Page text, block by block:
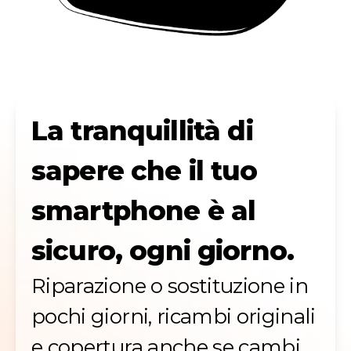
La tranquillità di
sapere che il tuo
smartphone è al
sicuro, ogni giorno.
Riparazione o sostituzione in
pochi giorni, ricambi originali